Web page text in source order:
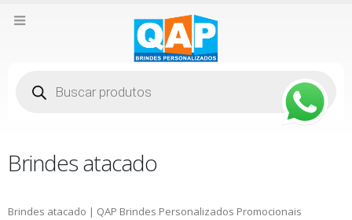
produtos
Brindes atacado
Brindes atacado | QAP Brindes Personalizados Promocionais